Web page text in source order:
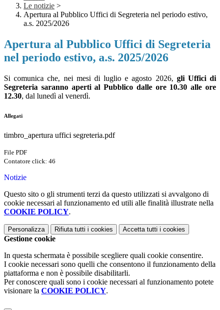
Le notizie >
Apertura al Pubblico Uffici di Segreteria nel periodo estivo,
a.s. 2025/2026
Apertura al Pubblico Uffici di Segreteria
nel periodo estivo, a.s. 2025/2026
Si comunica che, nei mesi di luglio e agosto 2026, gli Uffici di
Segreteria saranno aperti al Pubblico dalle ore 10.30 alle ore
12.30, dal lunedì al venerdì.
Allegati
timbro_apertura uffici segreteria.pdf
File PDF
Contatore click: 46
Notizie
Questo sito o gli strumenti terzi da questo utilizzati si avvalgono di
cookie necessari al funzionamento ed utili alle finalità illustrate nella
COOKIE POLICY.
Personalizza Rifiuta tutti i cookies Accetta tutti i cookies
Gestione cookie
In questa schermata è possibile scegliere quali cookie consentire.
I cookie necessari sono quelli che consentono il funzionamento della
piattaforma e non è possibile disabilitarli.
Per conoscere quali sono i cookie necessari al funzionamento potete
visionare la COOKIE POLICY.